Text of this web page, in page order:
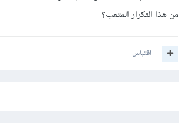
من هذا التكرار المتعب؟
اقتباس